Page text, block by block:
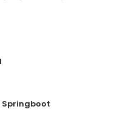
Springboot